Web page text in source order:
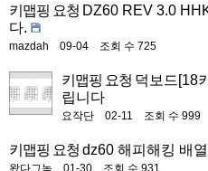
키맵핑 요청 DZ60 REV 3.0
다.
mazdah 09-04 조회 수 725
키맵핑 요청 덕보드[18
립니다
요작단 02-11 조회 수 999
키맵핑 요청 dz60 해피해킹 배
왔다그놈 01-30 조회 수 931